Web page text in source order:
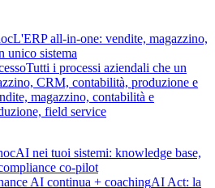
L'ERP all-in-one: vendite, magazzino,
unico sistema
Tutti i processi aziendali che un
CRM, contabilità, produzione e
magazzino, contabilità e
field service
AI nei tuoi sistemi: knowledge base,
co-pilot
AI continua + coachingAI Act: la